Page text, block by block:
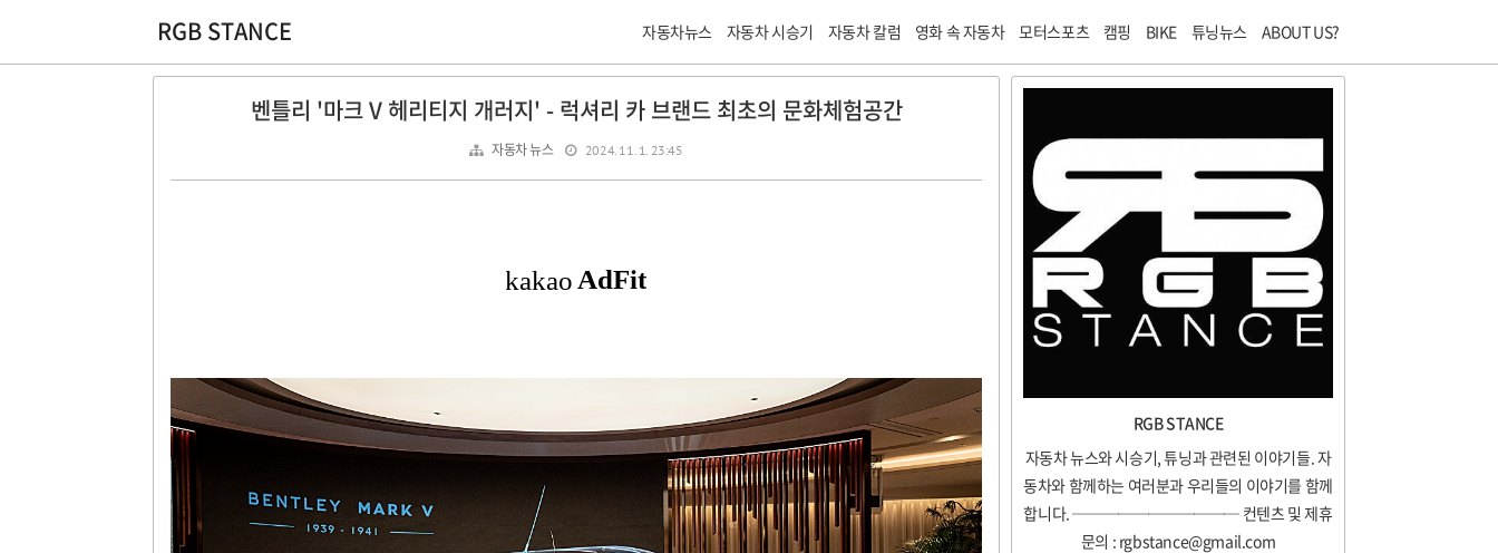
RGB STANCE 자동차뉴스 자동차 시승기 자동차 칼럼 영화 속 자동차 모터스포츠 캠핑 BIKE 튜닝뉴스 ABOUT US?
벤틀리 '마크 V 헤리티지 개러지' - 럭셔리 카 브랜드 최초의 문화체험공간
자동차 뉴스 2024. 11. 1. 23:45
RGB STANCE
자동차 뉴스와 시승기, 튜닝과 관련된 이야기들. 자
동차와 함께하는 여러분과 우리들의 이야기를 함께
합니다. ─────────── 컨텐츠 및 제휴
문의 : rgbstance@gmail.com